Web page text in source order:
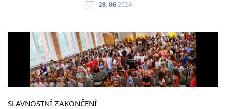
28. 062024
SLAVNOSTNÍ ZAKONČENÍ